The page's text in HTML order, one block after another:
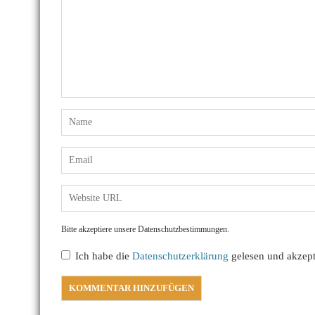
Bitte akzeptiere unsere Datenschutzbestimmungen.
Ich habe die Datenschutzerklärung gelesen und